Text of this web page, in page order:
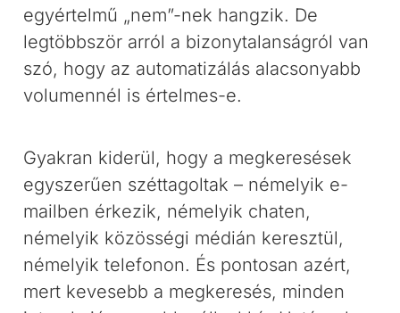
egyértelmű „nem”-nek hangzik. De
legtöbbször arról a bizonytalanságról van
szó, hogy az automatizálás alacsonyabb
volumennél is értelmes-e.
Gyakran kiderül, hogy a megkeresések
egyszerűen széttagoltak – némelyik e-
mailben érkezik, némelyik chaten,
némelyik közösségi médián keresztül,
némelyik telefonon. És pontosan azért,
mert kevesebb a megkeresés, minden